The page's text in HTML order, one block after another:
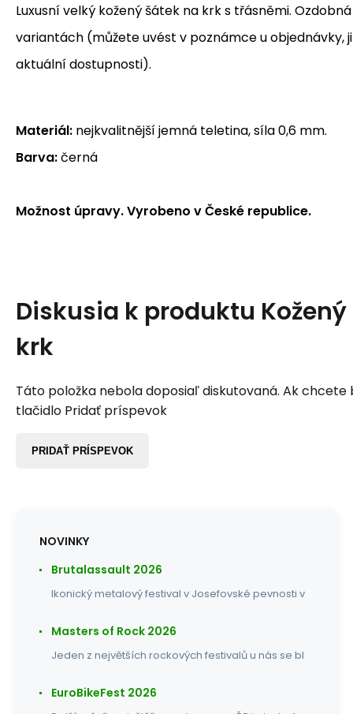
Luxusní velký kožený šátek na krk s třásněmi.
variantách (můžete uvést v poznámce u objednávky,
aktuální dostupnosti).
Materiál: nejkvalitnější jemná teletina, síla 0,6 mm.
Barva:černá
Možnost úpravy. Vyrobeno v České republice.
Diskusia k produktu
krk
Táto položka nebola doposiaľ diskutovaná. Ak chcete
tlačidlo Pridať príspevok
PRIDAŤ PRÍSPEVOK
NOVINKY
Brutalassault 2026
Ikonický metalový festival v Josefovské pevnosti v
Masters of Rock 2026
Jeden z největších rockových festivalů u nás se bl
EuroBikeFest 2026